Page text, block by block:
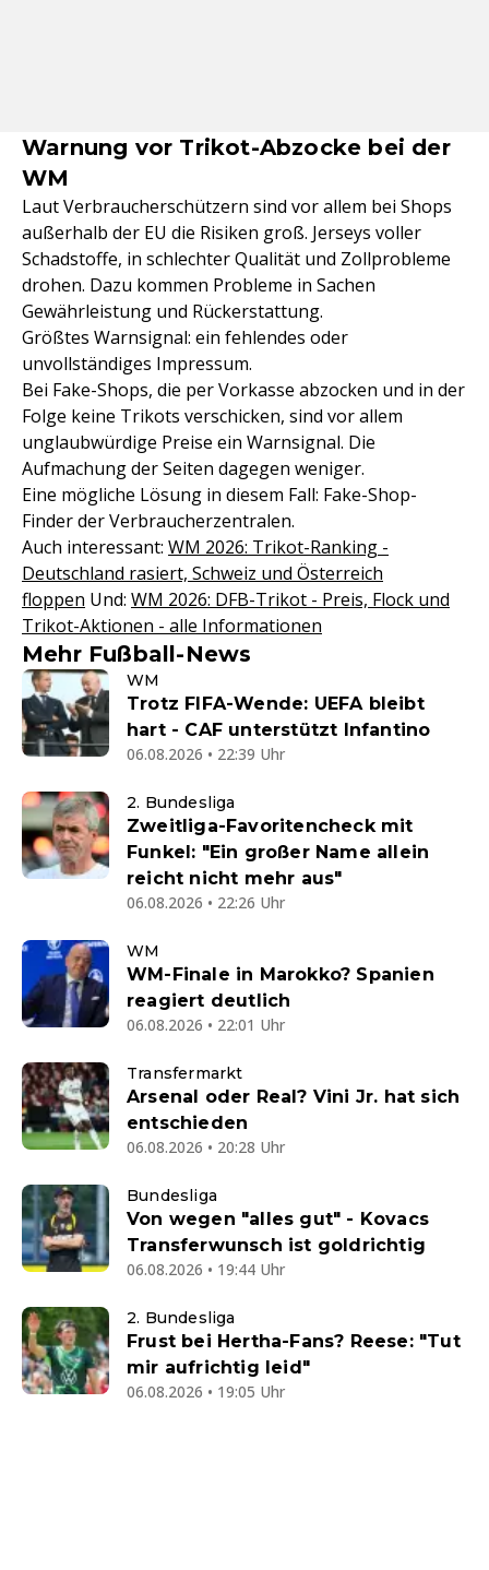
Warnung vor Trikot-Abzocke bei der
WM
Laut Verbraucherschützern sind vor allem bei Shops
außerhalb der EU die Risiken groß. Jerseys voller
Schadstoffe, in schlechter Qualität und Zollprobleme
drohen. Dazu kommen Probleme in Sachen
Gewährleistung und Rückerstattung.
Größtes Warnsignal: ein fehlendes oder
unvollständiges Impressum.
Bei Fake-Shops, die per Vorkasse abzocken und in der
Folge keine Trikots verschicken, sind vor allem
unglaubwürdige Preise ein Warnsignal. Die
Aufmachung der Seiten dagegen weniger.
Eine mögliche Lösung in diesem Fall: Fake-Shop-
Finder der Verbraucherzentralen.
Auch interessant: WM 2026: Trikot-Ranking -
Deutschland rasiert, Schweiz und Österreich
floppen Und: WM 2026: DFB-Trikot - Preis, Flock und
Trikot-Aktionen - alle Informationen
Mehr Fußball-News
WM
Trotz FIFA-Wende: UEFA bleibt
hart - CAF unterstützt Infantino
06.08.2026 • 22:39 Uhr
2. Bundesliga
Zweitliga-Favoritencheck mit
Funkel: "Ein großer Name allein
reicht nicht mehr aus"
06.08.2026 • 22:26 Uhr
WM
WM-Finale in Marokko? Spanien
reagiert deutlich
06.08.2026 • 22:01 Uhr
Transfermarkt
Arsenal oder Real? Vini Jr. hat sich
entschieden
06.08.2026 • 20:28 Uhr
Bundesliga
Von wegen "alles gut" - Kovacs
Transferwunsch ist goldrichtig
06.08.2026 • 19:44 Uhr
2. Bundesliga
Frust bei Hertha-Fans? Reese: "Tut
mir aufrichtig leid"
06.08.2026 • 19:05 Uhr